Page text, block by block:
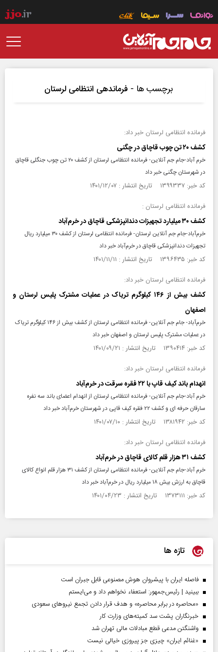
برچسب ها - فرماندهی انتظامی لرستان
فرمانده انتظامی لرستان خبر داد:
کشف ۲۰ تن چوب قاچاق در چگنی
خرم آباد-جام جم آنلاین- فرمانده انتظامی لرستان از کشف ۲۰ تن چوب جنگلی قاچاق
در شهرستان چگنی خبر داد
کد خبر: ۱۳۹۹۳۳۷ تاریخ انتشار : ۱۴۰۱/۱۲/۰۷
فرمانده انتظامی لرستان :
کشف ۳۰ میلیارد تجهیزات دندانپزشکی قاچاق در خرم‌آباد
خرم‌آباد-جام جم آنلاین لرستان- فرمانده انتظامی لرستان از کشف ۳۰ میلیارد ریال
تجهیزات دندانپزشکی قاچاق در خرم‌آباد خبر داد
کد خبر: ۱۳۹۶۴۳۵ تاریخ انتشار : ۱۴۰۱/۱۱/۱۱
فرمانده انتظامی لرستان خبر داد:
کشف بیش از ۱۴۶ کیلوگرم تریاک در عملیات مشترک پلیس لرستان و
اصفهان
خرم‌آباد- جام جم آنلاین- فرمانده انتظامی لرستان از کشف بیش از ۱۴۶ کیلوگرم تریاک
در عملیات مشترک پلیس لرستان و اصفهان خبر داد
کد خبر: ۱۳۹۰۴۱۴ تاریخ انتشار : ۱۴۰۱/۰۹/۲۱
فرمانده انتظامی لرستان خبر داد:
انهدام باند کیف قاپ با ۲۲ فقره سرقت در خرم‌آباد
خرم آباد-جام جم آنلاین- فرمانده انتظامی لرستان از انهدام اعضای باند سه نفره
سارقان حرفه ای و کشف ۲۲ فقره کیف قاپی در شهرستان خرم‌آباد خبر داد
کد خبر: ۱۳۸۱۹۴۲ تاریخ انتشار : ۱۴۰۱/۰۷/۱۰
فرمانده انتظامی لرستان خبر داد:
کشف ۳۱ هزار قلم کالای قاچاق در خرم‌آباد
خرم آباد-جام جم آنلاین- فرمانده انتظامی لرستان از کشف ۳۱ هزار قلم انواع کالای
قاچاق به ارزش بیش ۱۸ میلیارد ریال در خرم‌آباد خبر داد
کد خبر: ۱۳۷۳۱۱۱ تاریخ انتشار : ۱۴۰۱/۰۴/۲۳
تازه ها
فاصله ایران با پیشرو‌ان هوش مصنوعی قابل جبران است
ببینید | رئیس‌جمهور: استعفاء نخواهم داد و می‌ایستم
«محاصره در برابر محاصره» و هدف قرار دادن تجمع نیروهای سعودی
خبرنگاران پشت سد کمیته‌های وزارت کار
واشنگتن مدعی قطع مبادلات مالی تهران شد
«غنائم ایران» چیزی جز پیروزی خیالی نیست